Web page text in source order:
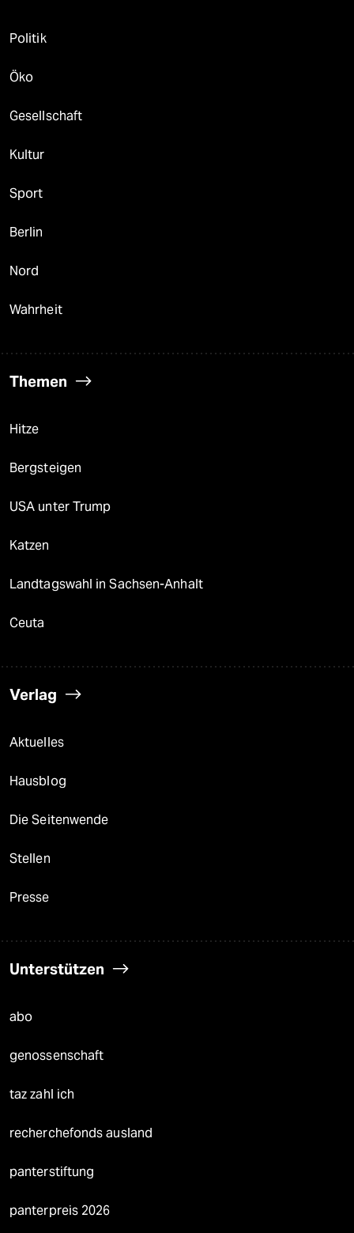
Politik
Öko
Gesellschaft
Kultur
Sport
Berlin
Nord
Wahrheit
Themen
Hitze
Bergsteigen
USA unter Trump
Katzen
Landtagswahl in Sachsen-Anhalt
Ceuta
Verlag
Aktuelles
Hausblog
Die Seitenwende
Stellen
Presse
Unterstützen
abo
genossenschaft
taz zahl ich
recherchefonds ausland
panterstiftung
panterpreis 2026